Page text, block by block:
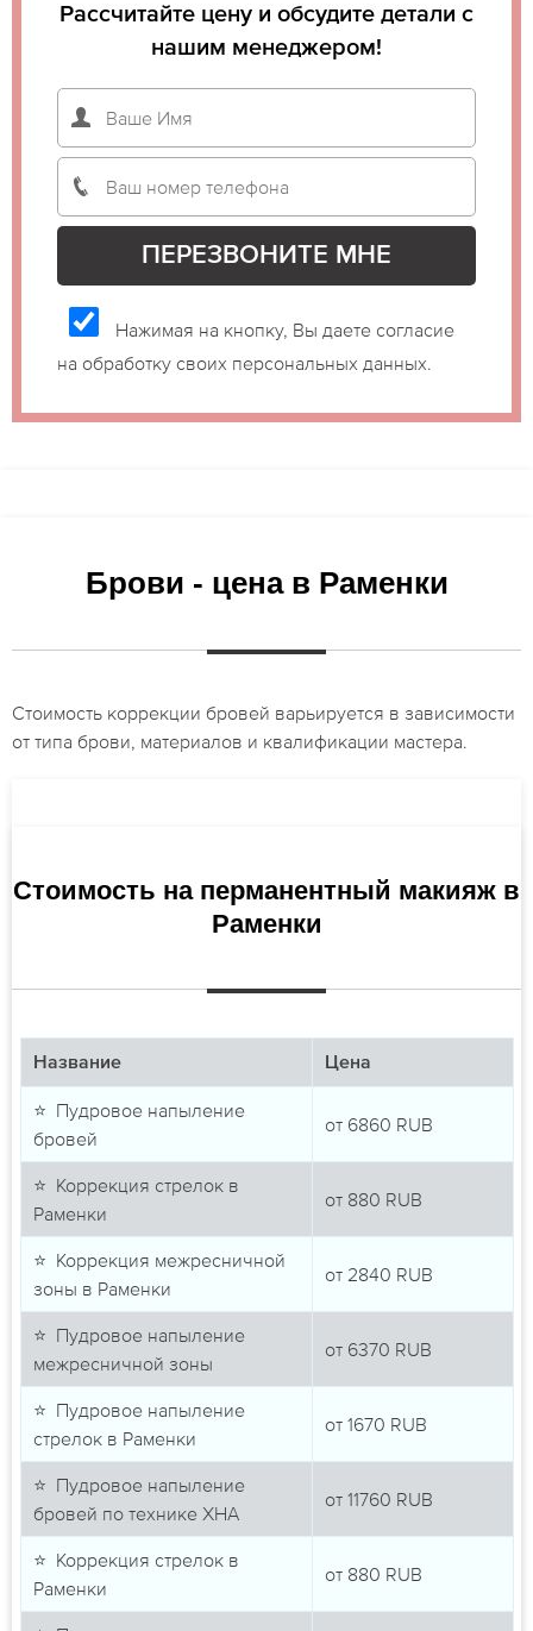
Рассчитайте цену и обсудите детали с
нашим менеджером!
Нажимая на кнопку, Вы даете согласие
на обработку своих персональных данных.
Брови - цена в Раменки
Стоимость коррекции бровей варьируется в зависимости
от типа брови, материалов и квалификации мастера.
Стоимость на перманентный макияж в
Раменки
Название Цена
⭐ Пудровое напыление
бровей
от 6860 RUB
⭐ Коррекция стрелок в
Раменки
от 880 RUB
⭐ Коррекция межресничной
зоны в Раменки
от 2840 RUB
⭐ Пудровое напыление
межресничной зоны
от 6370 RUB
⭐ Пудровое напыление
стрелок в Раменки
от 1670 RUB
⭐ Пудровое напыление
бровей по технике ХНА
от 11760 RUB
⭐ Коррекция стрелок в
Раменки
от 880 RUB